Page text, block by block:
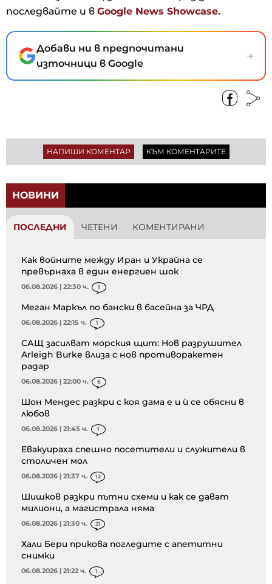
последвайте и в Google News Showcase.
Добави ни в предпочитани
източници в Google
→
НАПИШИ КОМЕНТАР КЪМ КОМЕНТАРИТЕ
НОВИНИ
ПОСЛЕДНИ ЧЕТЕНИ КОМЕНТИРАНИ
Как войните между Иран и Украйна се
превърнаха в един енергиен шок
06.08.2026 | 22:30 ч. 1
Меган Маркъл по бански в басейна за ЧРД
06.08.2026 | 22:15 ч. 1
САЩ засилват морския щит: Нов разрушител
Arleigh Burke влиза с нов противоракетен
радар
06.08.2026 | 22:00 ч. 6
Шон Мендес разкри с коя дама е и ѝ се обясни в
любов
06.08.2026 | 21:45 ч. 1
Евакуираха спешно посетители и служители в
столичен мол
06.08.2026 | 21:37 ч. 12
Шишков разкри пътни схеми и как се дават
милиони, а магистрала няма
06.08.2026 | 21:30 ч. 21
Хали Бери прикова погледите с апетитни
снимки
06.08.2026 | 21:22 ч. 1